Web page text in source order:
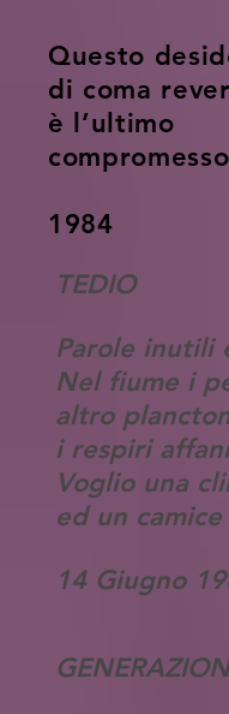
Questo
di coma
è l’ultimo
1984
TEDIO
Parole inutili
Nel fiume i
altro
i respiri
Voglio una
ed un
14 Giugno